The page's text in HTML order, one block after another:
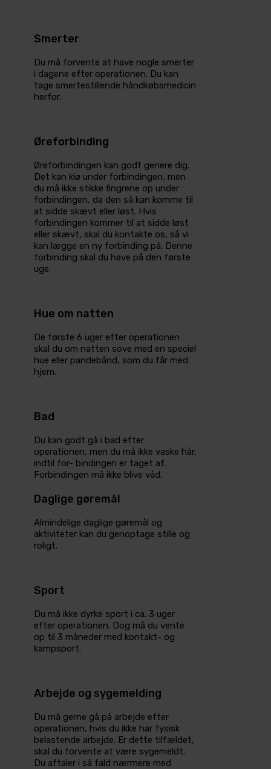
Smerter
Du må forvente at have nogle smerter
i dagene efter operationen. Du kan
tage smertestillende håndkøbsmedicin
herfor.
Øreforbinding
Øreforbindingen kan godt genere dig.
Det kan klø under forbindingen, men
du må ikke stikke fingrene op under
forbindingen, da den så kan komme til
at sidde skævt eller løst. Hvis
forbindingen kommer til at sidde løst
eller skævt, skal du kontakte os, så vi
kan lægge en ny forbinding på. Denne
forbinding skal du have på den første
uge.
Hue om natten
De første 6 uger efter operationen
skal du om natten sove med en speciel
hue eller pandebånd, som du får med
hjem.
Bad
Du kan godt gå i bad efter
operationen, men du må ikke vaske hår,
indtil for- bindingen er taget af.
Forbindingen må ikke blive våd.
Daglige gøremål
Almindelige daglige gøremål og
aktiviteter kan du genoptage stille og
roligt.
Sport
Du må ikke dyrke sport i ca. 3 uger
efter operationen. Dog må du vente
op til 3 måneder med kontakt- og
kampsport.
Arbejde og sygemelding
Du må gerne gå på arbejde efter
operationen, hvis du ikke har fysisk
belastende arbejde. Er dette tilfældet,
skal du forvente at være sygemeldt.
Du aftaler i så fald nærmere med